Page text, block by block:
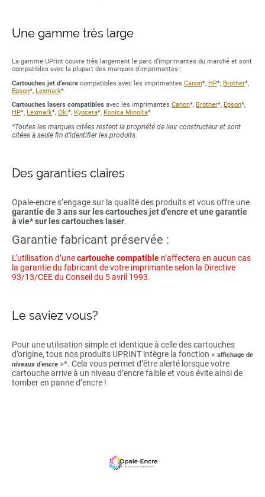
Une gamme très large
La gamme UPrint couvre très largement le parc d’imprimantes du marché et sont
compatibles avec la plupart des marques d'imprimantes :
Cartouches jet d’encre compatibles avec les imprimantes Canon*, HP*, Brother*,
Epson*, Lexmark*
Cartouches lasers compatibles avec les imprimantes Canon*, Brother*, Epson*,
HP*, Lexmark*, Oki*, Kyocera*, Konica Minolta*
*Toutes les marques citées restent la propriété de leur constructeur et sont
citées à seule fin d’identifier les produits.
Des garanties claires
Opale-encre s’engage sur la qualité des produits et vous offre une
garantie de 3 ans sur les cartouches jet d'encre et une garantie
à vie* sur les cartouches laser.
Garantie fabricant préservée :
L’utilisation d’unecartouche compatible n’affectera en aucun cas
la garantie du fabricant de votre imprimante selon la Directive
93/13/CEE du Conseil du 5 avril 1993.
Le saviez vous?
Pour une utilisation simple et identique à celle des cartouches
d’origine, tous nos produits UPRINT intègre la fonction « affichage de
niveaux d’encre »*. Cela vous permet d’être alerté lorsque votre
cartouche arrive à un niveau d’encre faible et vous évite ainsi de
tomber en panne d’encre !